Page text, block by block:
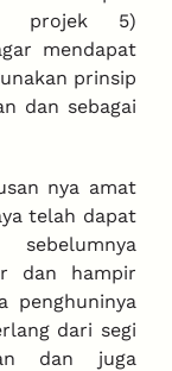
projek 5)
mendapat
prinsip
dan sebagai
nya amat
telah dapat
dan hampir
penghuninya
dari segi
dan juga